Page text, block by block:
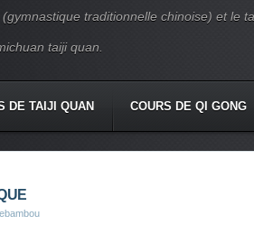
traditionnelle chinoise) et le
taiji quan.
DE TAIJI QUAN COURS DE QI GONG